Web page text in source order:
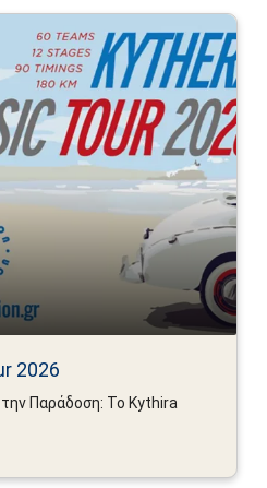
2026
Παράδοση: Το Kythira